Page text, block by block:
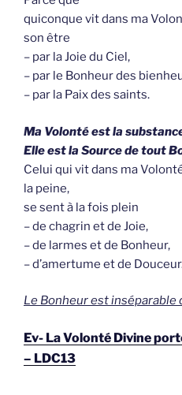
quiconque vit dans ma
son être
– par la Joie du Ciel,
– par le Bonheur des
– par la Paix des saints.
Ma Volonté est la
Elle est la Source de tout
Celui qui vit dans ma
la peine,
se sent à la fois plein
– de chagrin et de Joie,
– de larmes et de Bonheur,
– d’amertume et de
Le Bonheur est inséparable
Ev- La Volonté Divine
– LDC13